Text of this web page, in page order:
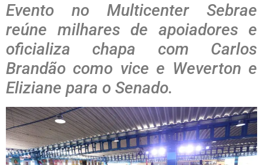
Evento no Multicenter Sebrae
reúne milhares de apoiadores e
oficializa chapa com Carlos
Brandão como vice e Weverton e
Eliziane para o Senado.